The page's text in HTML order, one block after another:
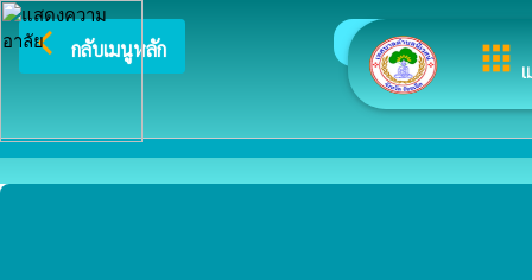
apps
arrow_back_ios กลับเมนูหลัก ยินดีต้อนรับสู่เว็บไซต์ข